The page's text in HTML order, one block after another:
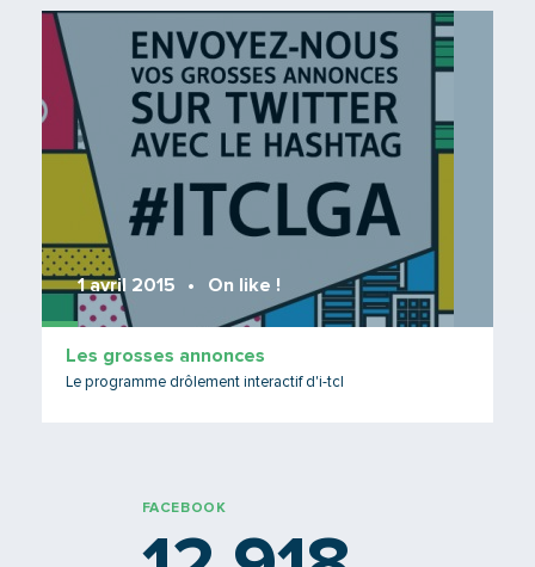
1 avril 2015 On like !
Les grosses annonces
Le programme drôlement interactif d'i-tcl
FACEBOOK